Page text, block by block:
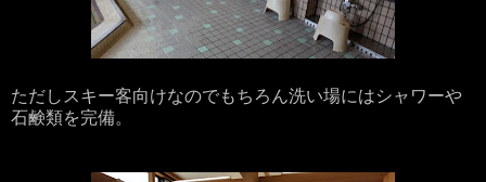
ただしスキー客向けなのでもちろん洗い場にはシャワーや
石鹸類を完備。